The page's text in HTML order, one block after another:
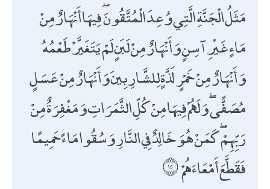
مَثَلُ الْجَنَّةِ الَّتِي وُعِدَ الْمُتَّقُونَ ۖ فِيهَا أَنْهَارٌ مِنْ
مَاءٍ غَيْرِ آسِنٍ وَأَنْهَارٌ مِنْ لَبَنٍ لَمْ يَتَغَيَّرْ طَعْمُهُ
وَأَنْهَارٌ مِنْ خَمْرٍ لَذَّةٍ لِلشَّارِبِينَ وَأَنْهَارٌ مِنْ عَسَلٍ
مُصَفًّى ۖ وَلَهُمْ فِيهَا مِنْ كُلِّ الثَّمَرَاتِ وَمَغْفِرَةٌ مِنْ
رَبِّهِمْ ۖ كَمَنْ هُوَ خَالِدٌ فِي النَّارِ وَسُقُوا مَاءً حَمِيمًا
فَقَطَّعَ أَمْعَاءَهُمْ